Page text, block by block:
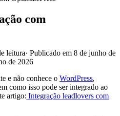
com
leitura· Publicado em 8 de junho de
de 2026
e não conhece o WordPress,
como isso pode ser integrado ao
artigo: Integração leadlovers com